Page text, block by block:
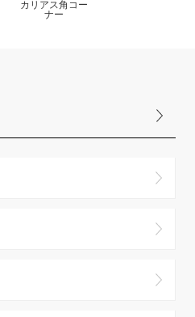
カリアス角コー
ナー